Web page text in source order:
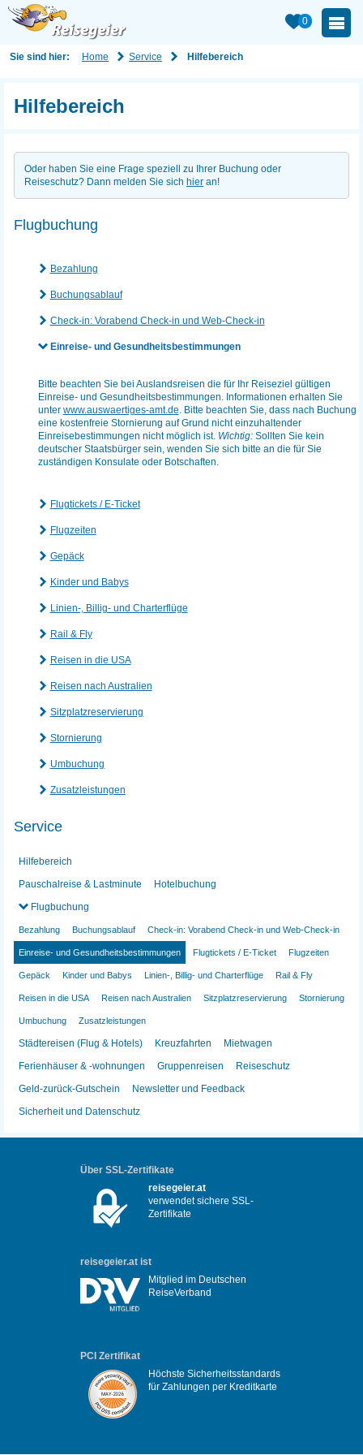
0
Sie sind hier: Home Service Hilfebereich
Hilfebereich
Oder haben Sie eine Frage speziell zu Ihrer Buchung oder
Reiseschutz? Dann melden Sie sich hier an!
Flugbuchung
Bezahlung
Buchungsablauf
Check-in: Vorabend Check-in und Web-Check-in
Einreise- und Gesundheitsbestimmungen
Bitte beachten Sie bei Auslandsreisen die für Ihr Reiseziel gültigen
Einreise- und Gesundheitsbestimmungen. Informationen erhalten Sie
unter www.auswaertiges-amt.de. Bitte beachten Sie, dass nach Buchung
eine kostenfreie Stornierung auf Grund nicht einzuhaltender
Einreisebestimmungen nicht möglich ist. Wichtig:Sollten Sie kein
deutscher Staatsbürger sein, wenden Sie sich bitte an die für Sie
zuständigen Konsulate oder Botschaften.
Flugtickets / E-Ticket
Flugzeiten
Gepäck
Kinder und Babys
Linien-, Billig- und Charterflüge
Rail & Fly
Reisen in die USA
Reisen nach Australien
Sitzplatzreservierung
Stornierung
Umbuchung
Zusatzleistungen
Service
Hilfebereich
Pauschalreise & Lastminute
Hotelbuchung
Flugbuchung
Bezahlung Buchungsablauf Check-in: Vorabend Check-in und Web-Check-in
Einreise- und Gesundheitsbestimmungen Flugtickets / E-Ticket Flugzeiten
Gepäck Kinder und Babys Linien-, Billig- und Charterflüge Rail & Fly
Reisen in die USA Reisen nach Australien Sitzplatzreservierung Stornierung
Umbuchung Zusatzleistungen
Städtereisen (Flug & Hotels) Kreuzfahrten
Mietwagen
Ferienhäuser & -wohnungen
Gruppenreisen
Reiseschutz
Geld-zurück-Gutschein
Newsletter und Feedback
Sicherheit und Datenschutz
Über SSL-Zertifikate
reisegeier.at
verwendet sichere SSL-
Zertifikate
reisegeier.at ist
Mitglied im Deutschen
ReiseVerband
PCI Zertifikat
Höchste Sicherheitsstandards
für Zahlungen per Kreditkarte